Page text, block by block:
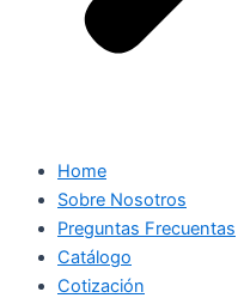
Home
Sobre Nosotros
Preguntas Frecuentas
Catálogo
Cotización